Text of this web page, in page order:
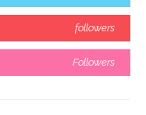
followers
Followers